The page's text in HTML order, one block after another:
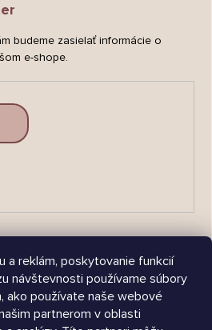
a reklám, poskytovanie funkcií
návštevnosti používame súbory
ako používate naše webové
partnerom v oblasti
budeme zasielať informácie o
e-shope.
Árukereső.hu